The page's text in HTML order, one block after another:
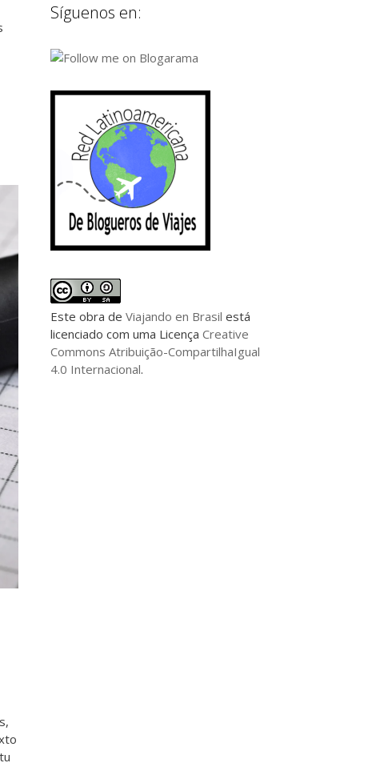
Síguenos en:
Este obra de Viajando en Brasil está
licenciado com uma Licença Creative
Commons Atribuição-CompartilhaIgual
4.0 Internacional.